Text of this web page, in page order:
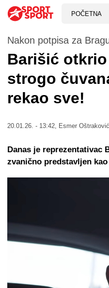
POČETNA
Nakon potpisa za
Barišić
strogo
rekao sve!
20.01.26. - 13:42, Esmer Oštraković
Danas je reprezentativac
zvanično predstavljen